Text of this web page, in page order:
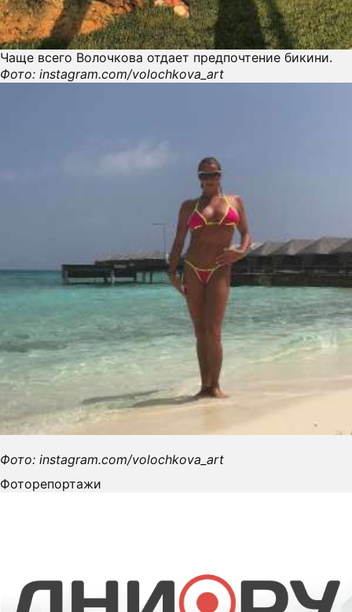
Чаще всего Волочкова отдает предпочтение бикини.
Фото: instagram.com/volochkova_art
Фото: instagram.com/volochkova_art
Фоторепортажи